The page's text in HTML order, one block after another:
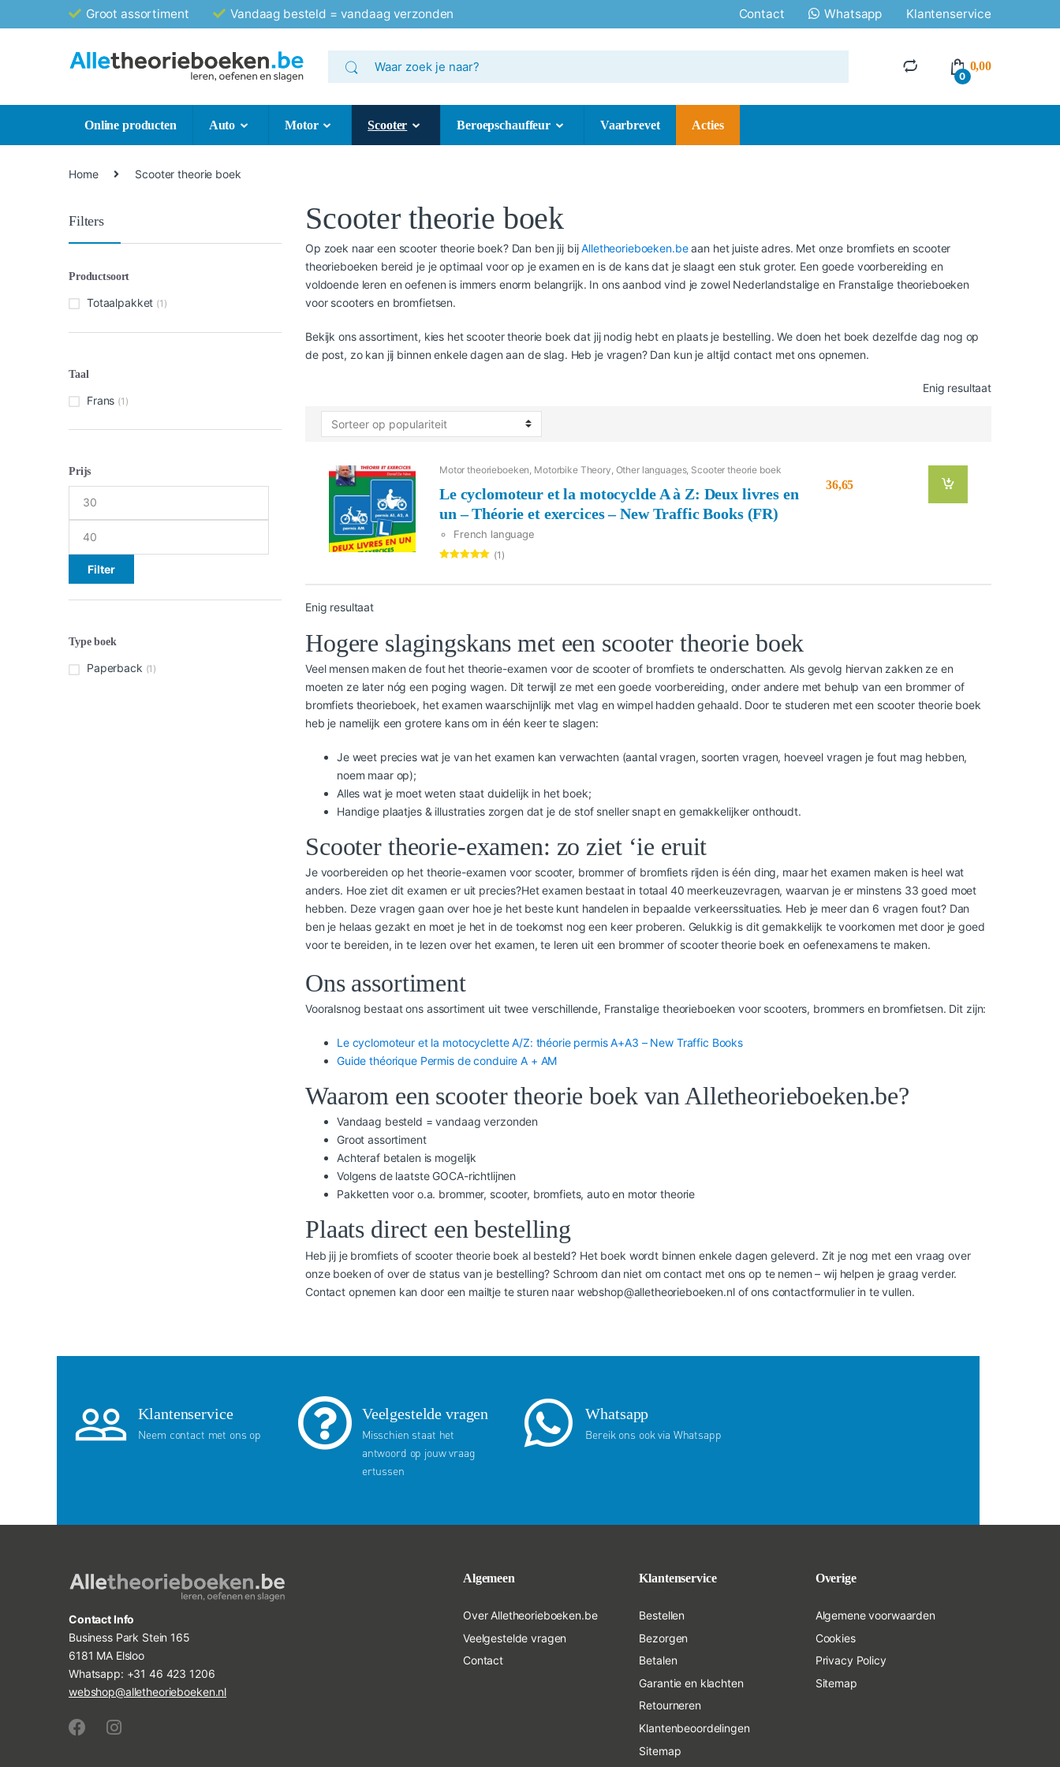
naar
naar
Groot assortiment Vandaag besteld = vandaag verzonden Contact Whatsapp Klantenservice
naar:
0
0,00
Online producten Auto Motor Scooter Beroepschauffeur Vaarbrevet Acties
Home Scooter theorie boek
Scooter theorie boek
Op zoek naar een scooter theorie boek? Dan ben jij bijAlletheorieboeken.beaan het juiste adres. Met onze bromfiets en scooter
theorieboeken bereid je je optimaal voor op je examen en is de kans dat je slaagt een stuk groter. Een goede voorbereiding en
voldoende leren en oefenen is immers enorm belangrijk. In ons aanbod vind je zowel Nederlandstalige en Franstalige theorieboeken
voor scooters en bromfietsen.
Bekijk ons assortiment, kies het scooter theorie boek dat jij nodig hebt en plaats je bestelling. We doen het boek dezelfde dag nog op
de post, zo kan jij binnen enkele dagen aan de slag. Heb je vragen? Dan kun je altijd contact met ons opnemen.
Enig resultaat
Motor theorieboeken Motorbike Theory Other languages, Scooter theorie boek
Le cyclomoteur et la motocyclde A à Z: Deux livres en
un – Théorie et exercices – New Traffic Books (FR)
(1)
French language
S’entraîner par sujet
aidera à réussir pour la partie théorique. Dans ce guide vous trouvez 350
questions à choix multiple.
36,65
Enig resultaat
Hogere slagingskans met een scooter theorie boek
Veel mensen maken de fout het theorie-examen voor de scooter of bromfiets te onderschatten. Als gevolg hiervan zakken ze en
moeten ze later nóg een poging wagen. Dit terwijl ze met een goede voorbereiding, onder andere met behulp van een brommer of
bromfiets theorieboek, het examen waarschijnlijk met vlag en wimpel hadden gehaald. Door te studeren met een scooter theorie boek
heb je namelijk een grotere kans om in één keer te slagen:
Je weet precies wat je van het examen kan verwachten (aantal vragen, soorten vragen, hoeveel vragen je fout mag hebben,
noem maar op);
Alles wat je moet weten staat duidelijk in het boek;
Handige plaatjes & illustraties zorgen dat je de stof sneller snapt en gemakkelijker onthoudt.
Scooter theorie-examen: zo ziet ‘ie eruit
Je voorbereiden op het theorie-examen voor scooter, brommer of bromfiets rijden is één ding, maar het examen maken is heel wat
anders. Hoe ziet dit examen er uit precies?Het examen bestaat in totaal 40 meerkeuzevragen, waarvan je er minstens 33 goed moet
hebben. Deze vragen gaan over hoe je het beste kunt handelen in bepaalde verkeerssituaties. Heb je meer dan 6 vragen fout? Dan
ben je helaas gezakt en moet je het in de toekomst nog een keer proberen. Gelukkig is dit gemakkelijk te voorkomen met door je goed
voor te bereiden, in te lezen over het examen, te leren uit een brommer of scooter theorie boek en oefenexamens te maken.
Ons assortiment
Vooralsnog bestaat ons assortiment uit twee verschillende, Franstalige theorieboeken voor scooters, brommers en bromfietsen. Dit zijn:
Le cyclomoteur et la motocyclette A/Z: théorie permis A+A3 – New Traffic Books
Guide théorique Permis de conduire A + AM
Waarom een scooter theorie boek van Alletheorieboeken.be?
Vandaag besteld = vandaag verzonden
Groot assortiment
Achteraf betalen is mogelijk
Volgens de laatste GOCA-richtlijnen
Pakketten voor o.a. brommer, scooter, bromfiets, auto en motor theorie
Plaats direct een bestelling
Heb jij je bromfiets of scooter theorie boek al besteld? Het boek wordt binnen enkele dagen geleverd. Zit je nog met een vraag over
onze boeken of over de status van je bestelling? Schroom dan niet om contact met ons op te nemen – wij helpen je graag verder.
Contact opnemen kan door een mailtje te sturen naar webshop@alletheorieboeken.nl of ons contactformulier in te vullen.
Filters
Productsoort
Totaalpakket (1)
Taal
Frans (1)
Prijs
prijs
prijs
Filter
Type boek
Paperback (1)
Klantenservice
Neem contact met ons op
Veelgestelde vragen
Misschien staat het
antwoord op jouw vraag
ertussen
Whatsapp
Bereik ons ook via Whatsapp
Contact Info
Business Park Stein 165
6181 MA Elsloo
Whatsapp: +31 46 423 1206
webshop@alletheorieboeken.nl
Algemeen
Over Alletheorieboeken.be
Veelgestelde vragen
Contact
Klantenservice
Bestellen
Bezorgen
Betalen
Garantie en klachten
Retourneren
Klantenbeoordelingen
Sitemap
Overige
Algemene voorwaarden
Cookies
Privacy Policy
Sitemap